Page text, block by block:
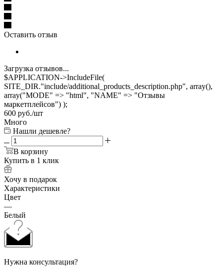
Оставить отзыв
Загрузка отзывов...
$APPLICATION->IncludeFile(
SITE_DIR."include/additional_products_description.php", array(),
array("MODE" => "html", "NAME" => "Отзывы
маркетплейсов") );
600 руб./шт
Много
Нашли дешевле?
В корзину
Купить в 1 клик
Хочу в подарок
Характеристики
Цвет
—
Белый
Нужна консультация?